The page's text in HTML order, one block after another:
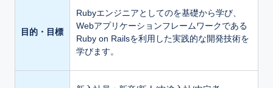
目的・目標
Rubyエンジニアとしてのを基礎から学び、
Webアプリケーションフレームワークである
Ruby on Railsを利用した実践的な開発技術を
学びます。